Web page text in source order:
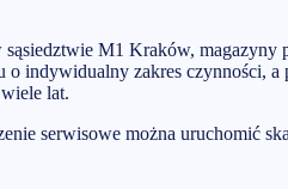
M1 Kraków,
indywidualny zakres czynności,
lat.
serwisowe można uruchomić